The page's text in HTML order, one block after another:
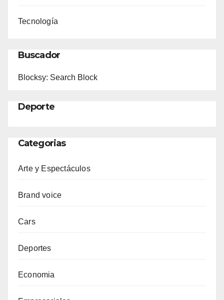
Tecnología
Buscador
Blocksy: Search Block
Deporte
Categorias
Arte y Espectáculos
Brand voice
Cars
Deportes
Economia